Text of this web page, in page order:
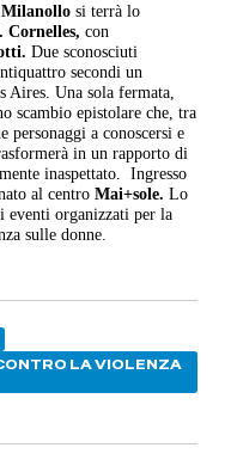
Milanollo si terrà lo
Cornelles, con
Due sconosciuti
secondi un
Aires. Una sola fermata,
scambio epistolare che, tra
personaggi a conoscersi e
in un rapporto di
inaspettato. Ingresso
al centroMai+sole. Lo
eventi organizzati per la
sulle donne.
LA VIOLENZA